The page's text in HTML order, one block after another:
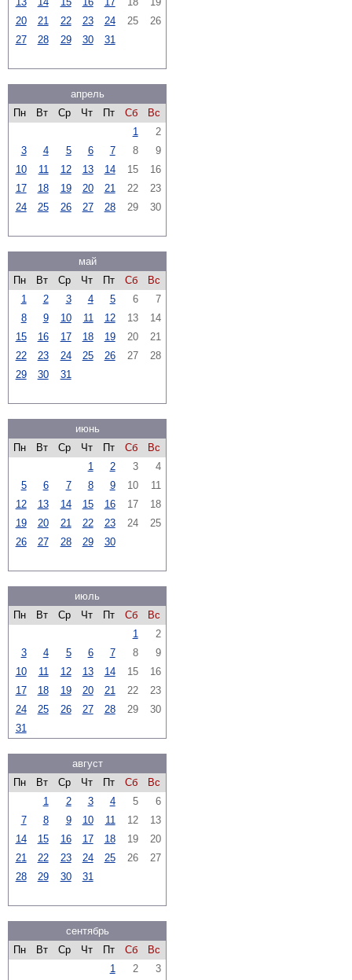
20
21 22 23 24 25
26
27
28 29 30 31
апрель
Пн
Вт Ср Чт Пт Сб
Вс
1
2
3
4 5 6 7 8
9
10
11 12 13 14 15
16
17
18 19 20 21 22
23
24
25 26 27 28 29 30
май
Пн
Вт Ср Чт Пт Сб
Вс
1
2 3 4 5 6
7
8
9 10 11 12 13
14
15
16 17 18 19 20
21
22
23 24 25 26 27
28
29
30 31
июнь
Пн
Вт Ср Чт Пт Сб
Вс
1
2 3
4
5
6 7 8 9 10
11
12
13 14 15 16 17
18
19
20 21 22 23 24
25
26
27 28 29 30
июль
Пн
Вт Ср Чт Пт Сб
Вс
1
2
3
4 5 6 7 8
9
10
11 12 13 14 15
16
17
18 19 20 21 22
23
24
25 26 27 28 29
30
31
август
Пн
Вт Ср Чт Пт Сб
Вс
1
2 3 4 5
6
7
8 9 10 11 12
13
14
15 16 17 18 19
20
21
22 23 24 25 26
27
28
29 30 31
сентябрь
Пн
Вт Ср Чт Пт Сб
Вс
1
2
3